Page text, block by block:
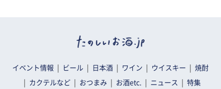
イベント情報 ビール 日本酒 ワイン ウイスキー 焼酎
カクテルなど おつまみ お酒etc. ニュース 特集